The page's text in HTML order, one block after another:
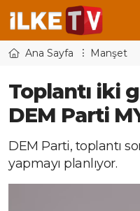
Ana Sayfa Manşet
Toplantı iki
DEM Parti
DEM Parti, toplantı
yapmayı planlıyor.